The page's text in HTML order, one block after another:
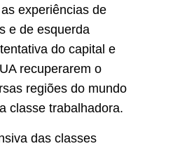
experiências de
e de esquerda
do capital e
recuperarem o
regiões do mundo
classe trabalhadora.
das classes